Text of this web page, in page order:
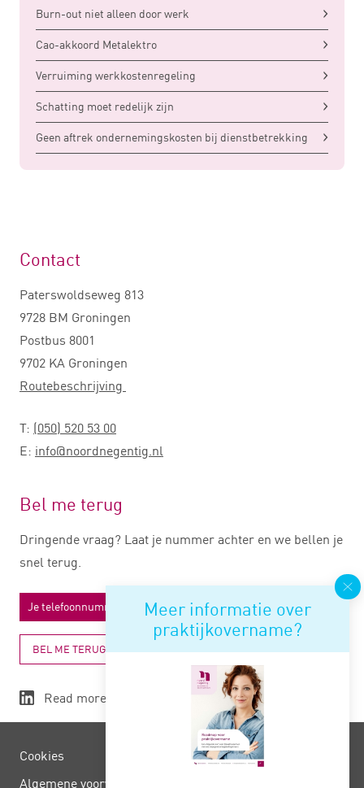
Burn-out niet alleen door werk
Cao-akkoord Metalektro
Verruiming werkkostenregeling
Schatting moet redelijk zijn
Geen aftrek ondernemingskosten bij dienstbetrekking
Meer informatie over
praktijkovername?
Contact
Paterswoldseweg 813
9728 BM Groningen
Postbus 8001
9702 KA Groningen
Routebeschrijving
T: (050) 520 53 00
E: info@noordnegentig.nl
Bel me terug
Dringende vraag? Laat je nummer achter en we bellen je
snel terug.
BEL ME TERUG
Read more
Cookies
Algemene voorwaarden